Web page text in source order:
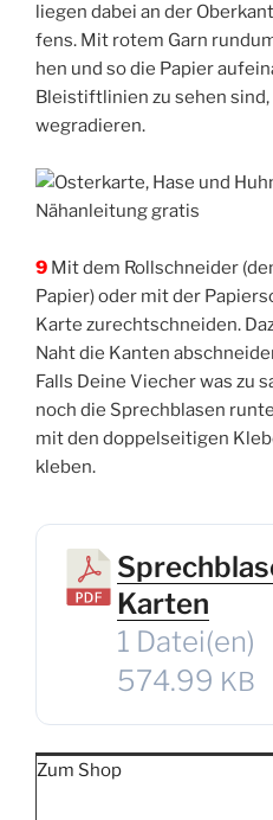
lie­gen dabei an der
fens. Mit rotem Garn
hen und so die Papier
Blei­stift­li­ni­en zu sehen
wegradieren.
9 Mit dem Roll­schnei­der
Papier) oder mit der
Kar­te zurecht­schnei­den.
Naht die Kan­ten
Falls Dei­ne Vie­cher was zu
noch die Sprech­bla­sen
mit den dop­pel­sei­ti­gen
kleben.
Karten
1 Datei(en)
574.99 KB
Zum Shop